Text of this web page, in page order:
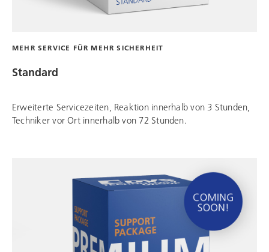
MEHR SERVICE FÜR MEHR SICHERHEIT
Standard
Erweiterte Servicezeiten, Reaktion innerhalb von 3 Stunden,
Techniker vor Ort innerhalb von 72 Stunden.